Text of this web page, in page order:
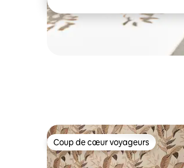
Coup de cœur voyageurs
Coup de cœur voyageurs